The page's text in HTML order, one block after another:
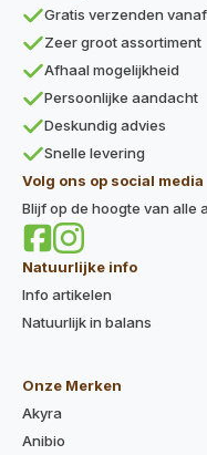
Gratis verzenden
Zeer groot assortiment
Afhaal mogelijkheid
Persoonlijke aandacht
Deskundig advies
Snelle levering
Volg ons op social media
Blijf op de hoogte van alle
Natuurlijke info
Info artikelen
Natuurlijk in balans
Onze Merken
Akyra
Anibio